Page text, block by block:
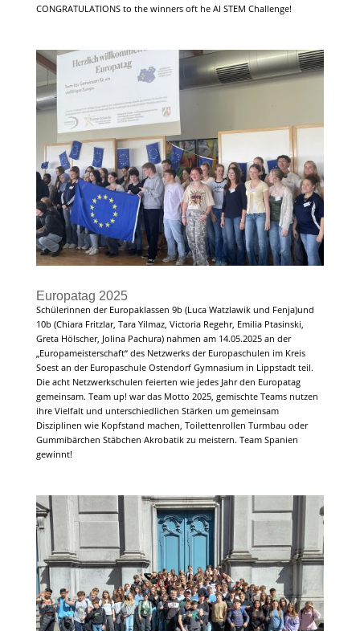
CONGRATULATIONS to the winners oft he AI STEM Challenge!
Europatag 2025
Schülerinnen der Europaklassen 9b (Luca Watzlawik und Fenja)und
10b (Chiara Fritzlar, Tara Yilmaz, Victoria Regehr, Emilia Ptasinski,
Greta Hölscher, Jolina Pachura) nahmen am 14.05.2025 an der
„Europameisterschaft“ des Netzwerks der Europaschulen im Kreis
Soest an der Europaschule Ostendorf Gymnasium in Lippstadt teil.
Die acht Netzwerkschulen feierten wie jedes Jahr den Europatag
gemeinsam. Team up! war das Motto 2025, gemischte Teams nutzen
ihre Vielfalt und unterschiedlichen Stärken um gemeinsam
Disziplinen wie Kopfstand machen, Toilettenrollen Turmbau oder
Gummibärchen Stäbchen Akrobatik zu meistern. Team Spanien
gewinnt!